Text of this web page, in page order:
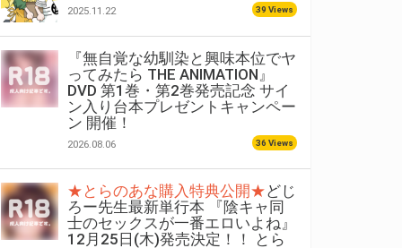
2025.11.22 39 Views
『無自覚な幼馴染と興味本位でヤ
ってみたら THE ANIMATION』
DVD 第1巻・第2巻発売記念 サイ
ン入り台本プレゼントキャンペー
ン 開催！
2026.08.06 36 Views
★とらのあな購入特典公開★どじ
ろー先生最新単行本 『陰キャ同
士のセックスが一番エロいよね』
12月25日(木)発売決定！！ とら